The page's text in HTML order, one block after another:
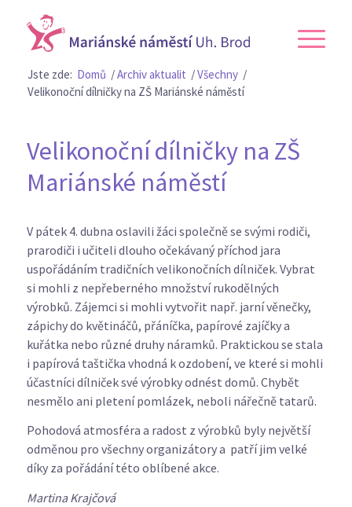
Jste zde: Domů /Archiv aktualit /Všechny /
Velikonoční dílničky na ZŠ Mariánské náměstí
Velikonoční dílničky na ZŠ
Mariánské náměstí
V pátek 4. dubna oslavili žáci společně se svými rodiči,
prarodiči i učiteli dlouho očekávaný příchod jara
uspořádáním tradičních velikonočních dílniček. Vybrat
si mohli z nepřeberného množství rukodělných
výrobků. Zájemci si mohli vytvořit např. jarní věnečky,
zápichy do květináčů, přáníčka, papírové zajíčky a
kuřátka nebo různé druhy náramků. Praktickou se stala
i papírová taštička vhodná k ozdobení, ve které si mohli
účastníci dílniček své výrobky odnést domů. Chybět
nesmělo ani pletení pomlázek, neboli nářečně tatarů.
Pohodová atmosféra a radost z výrobků byly největší
odměnou pro všechny organizátory a patří jim velké
díky za pořádání této oblíbené akce.
Martina Krajčová